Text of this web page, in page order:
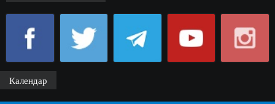
Календар